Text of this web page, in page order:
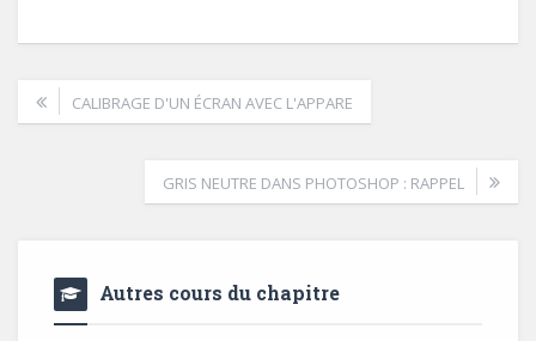
CALIBRAGE D'UN ÉCRAN AVEC L'APPARE
GRIS NEUTRE DANS PHOTOSHOP : RAPPEL
Autres cours du chapitre